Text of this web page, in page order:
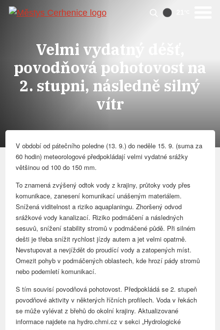
Velmi vydatný déšť,
povodňová pohotovost na
2. stupni, následně silný
vítr
V období od pátečního poledne (13. 9.) do neděle 15. 9. (suma za
60 hodin) meteorologové předpokládají velmi vydatné srážky
většinou od 100 do 150 mm.
To znamená zvýšený odtok vody z krajiny, průtoky vody přes
komunikace, zanesení komunikací unášeným materiálem.
Snížená viditelnost a riziko aquaplaningu. Zhoršený odvod
srážkové vody kanalizací. Riziko podmáčení a následných
sesuvů, snížení stability stromů v podmáčené půdě. Při silném
dešti je třeba snížit rychlost jízdy autem a jet velmi opatrně.
Nevstupovat a nevjíždět do proudící vody a zatopených míst.
Omezit pohyb v podmáčených oblastech, kde hrozí pády stromů
nebo podemletí komunikací.
S tím souvisí povodňová pohotovost. Předpokládá se 2. stupeň
povodňové aktivity v některých říčních profilech. Voda v řekách
se může vylévat z břehů do okolní krajiny. Aktualizované
informace najdete na hydro.chmi.cz v sekci „Hydrologické